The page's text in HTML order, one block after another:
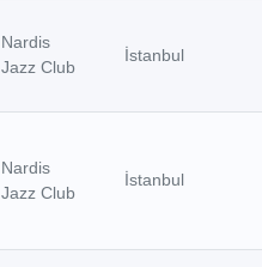
Nardis
Jazz Club
İstanbul
Nardis
Jazz Club
İstanbul